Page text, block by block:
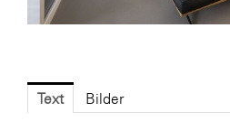
Controller Institut
DOMOFERM
Text Bilder